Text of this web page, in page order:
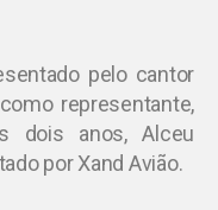
pelo cantor
representante,
dois anos, Alceu
por Xand Avião.